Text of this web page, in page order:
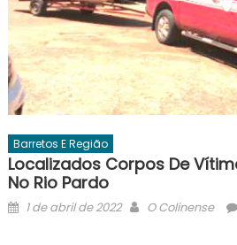
Barretos E Região
Localizados Corpos De
No Rio Pardo
Posted
1 de abril de 2022 Author
O Colinense